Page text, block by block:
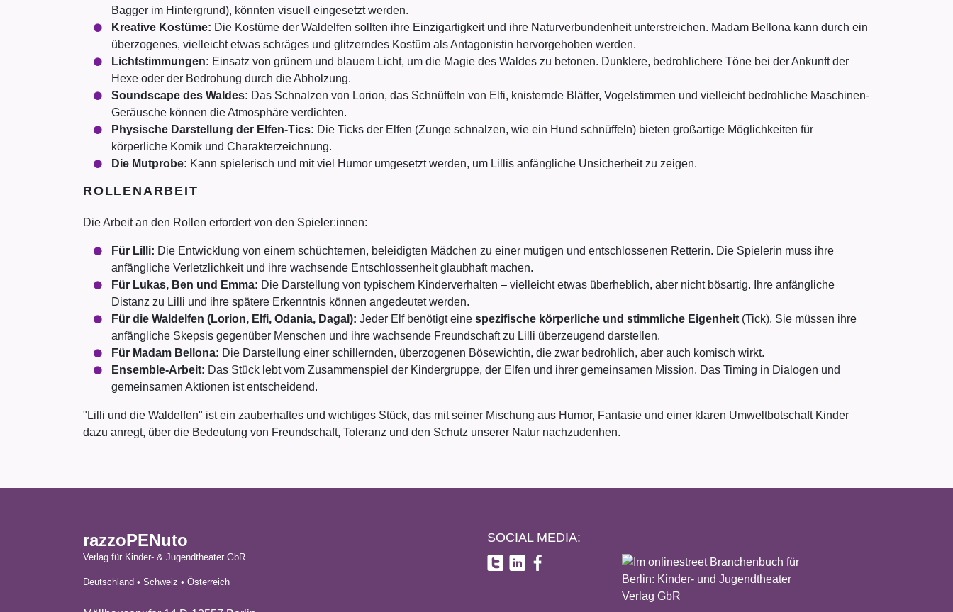
Bagger im Hintergrund), könnten visuell eingesetzt werden.
Kreative Kostüme: Die Kostüme der Waldelfen sollten ihre Einzigartigkeit und ihre Naturverbundenheit unterstreichen. Madam Bellona kann durch ein
überzogenes, vielleicht etwas schräges und glitzerndes Kostüm als Antagonistin hervorgehoben werden.
Lichtstimmungen: Einsatz von grünem und blauem Licht, um die Magie des Waldes zu betonen. Dunklere, bedrohlichere Töne bei der Ankunft der
Hexe oder der Bedrohung durch die Abholzung.
Soundscape des Waldes: Das Schnalzen von Lorion, das Schnüffeln von Elfi, knisternde Blätter, Vogelstimmen und vielleicht bedrohliche Maschinen-
Geräusche können die Atmosphäre verdichten.
Physische Darstellung der Elfen-Tics: Die Ticks der Elfen (Zunge schnalzen, wie ein Hund schnüffeln) bieten großartige Möglichkeiten für
körperliche Komik und Charakterzeichnung.
Die Mutprobe: Kann spielerisch und mit viel Humor umgesetzt werden, um Lillis anfängliche Unsicherheit zu zeigen.
ROLLENARBEIT
Die Arbeit an den Rollen erfordert von den Spieler:innen:
Für Lilli: Die Entwicklung von einem schüchternen, beleidigten Mädchen zu einer mutigen und entschlossenen Retterin. Die Spielerin muss ihre
anfängliche Verletzlichkeit und ihre wachsende Entschlossenheit glaubhaft machen.
Für Lukas, Ben und Emma: Die Darstellung von typischem Kinderverhalten – vielleicht etwas überheblich, aber nicht bösartig. Ihre anfängliche
Distanz zu Lilli und ihre spätere Erkenntnis können angedeutet werden.
Für die Waldelfen (Lorion, Elfi, Odania, Dagal): Jeder Elf benötigt eine spezifische körperliche und stimmliche Eigenheit (Tick). Sie müssen ihre
anfängliche Skepsis gegenüber Menschen und ihre wachsende Freundschaft zu Lilli überzeugend darstellen.
Für Madam Bellona: Die Darstellung einer schillernden, überzogenen Bösewichtin, die zwar bedrohlich, aber auch komisch wirkt.
Ensemble-Arbeit: Das Stück lebt vom Zusammenspiel der Kindergruppe, der Elfen und ihrer gemeinsamen Mission. Das Timing in Dialogen und
gemeinsamen Aktionen ist entscheidend.
"Lilli und die Waldelfen" ist ein zauberhaftes und wichtiges Stück, das mit seiner Mischung aus Humor, Fantasie und einer klaren Umweltbotschaft Kinder
dazu anregt, über die Bedeutung von Freundschaft, Toleranz und den Schutz unserer Natur nachzudenhen.
razzoPENuto
Verlag für Kinder- & Jugendtheater GbR
Deutschland • Schweiz • Österreich
SOCIAL MEDIA: